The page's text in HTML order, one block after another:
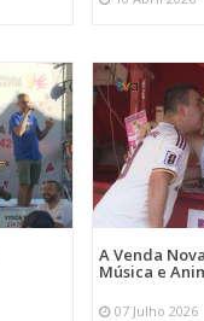
A Venda
Música e
07 Julho 2026